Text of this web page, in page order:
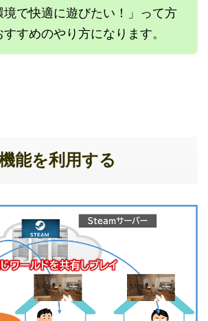
境で快適に遊びたい！」って方
すすめのやり方になります。
を利用する